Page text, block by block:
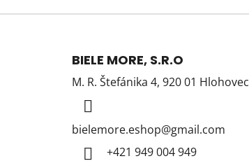
BIELE MORE, S.R.O
M. R. Štefánika 4, 920 01 Hlohovec
bielemore.eshop@gmail.com
+421 949 004 949